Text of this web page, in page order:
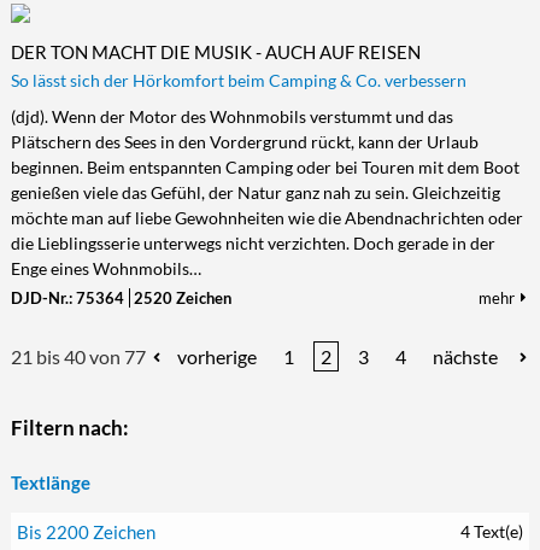
DER TON MACHT DIE MUSIK - AUCH AUF REISEN
So lässt sich der Hörkomfort beim Camping & Co. verbessern
(djd). Wenn der Motor des Wohnmobils verstummt und das
Plätschern des Sees in den Vordergrund rückt, kann der Urlaub
beginnen. Beim entspannten Camping oder bei Touren mit dem Boot
genießen viele das Gefühl, der Natur ganz nah zu sein. Gleichzeitig
möchte man auf liebe Gewohnheiten wie die Abendnachrichten oder
die Lieblingsserie unterwegs nicht verzichten. Doch gerade in der
Enge eines Wohnmobils…
DJD-Nr.: 75364 2520 Zeichen mehr
21 bis 40 von 77 vorherige 1 2 3 4 nächste
Filtern nach:
Textlänge
Bis 2200 Zeichen 4 Text(e)